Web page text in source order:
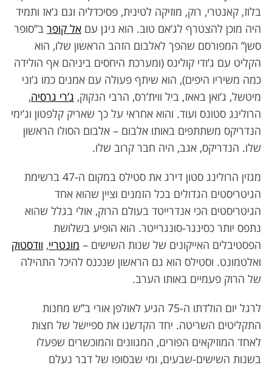
בלוז, קאנטרי, רוק, מוזיקה לטינית, פסיכדליה וגם ג’אז ותמיד
היה מוכן להצטרף לג’אם טוב. הוא ניגן עם אל קופרב”סופר
סשן” המפורסם שהפך לאלבום הזהב הראשון שלו, הוא
הקליט עם ג’ודי קולינס (ומערכת היחסים ביניהם אף הולידה
כמה משיריו היפים), הוא שיתף פעולה עם אמנים כמו ג’וני
מיטשל, ג’ואן באאז, ביל ווית’רס, הרבי הנקוק, ג’רי גרסיה,
הרולינג סטונס ועוד. והוא אחראי על כך שאריק קלפטון וג’ימי
הנדריקס משתתפים באותו אלבום – אלבום הסולו הראשון
שלו. הנדריקס, אגב, היה חבר קרוב שלו.
מגזין הרולינג סטון דירג את סטילס במקום ה-47 ברשימת
הגיטריסטים הגדולים בכל הזמנים וציין שהוא אחד
הגיטריסטים הכי אנדרייטד בעולם הרוק, אולי בגלל שהוא
נתפס יותר כסינגר-סונגרייטר. הוא הופיע בשלושת
הפסטיבלים האייקונים של שנות השישים – מונטריי, וודסטוק
ואלטמונט. וסטילס הוא גם הראשון שנכנס להיכל התהילה
של הרוק פעמיים באותו הערב.
לרגל יום הולדתו ה-75 הגיע לאולפן אורי ב”ש מחנות
התקליטים השריטה. יחד הקדשנו את ספיישל של חצות
לאחד המוזיקאים הפורים, המגוונים והמוכשרים שפעלו
בשנות השישים-שבעים, ומי שבסופו של דבר נעלם